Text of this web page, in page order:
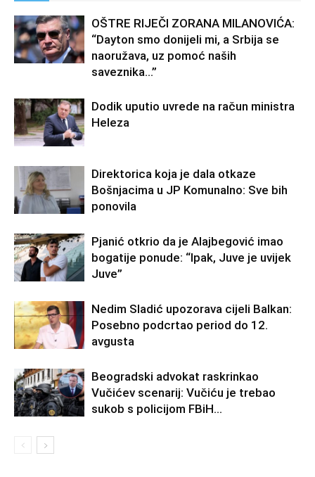
OŠTRE RIJEČI ZORANA MILANOVIĆA:
“Dayton smo donijeli mi, a Srbija se
naoružava, uz pomoć naših
saveznika…”
Dodik uputio uvrede na račun ministra
Heleza
Direktorica koja je dala otkaze
Bošnjacima u JP Komunalno: Sve bih
ponovila
Pjanić otkrio da je Alajbegović imao
bogatije ponude: “Ipak, Juve je uvijek
Juve”
Nedim Sladić upozorava cijeli Balkan:
Posebno podcrtao period do 12.
avgusta
Beogradski advokat raskrinkao
Vučićev scenarij: Vučiću je trebao
sukob s policijom FBiH…